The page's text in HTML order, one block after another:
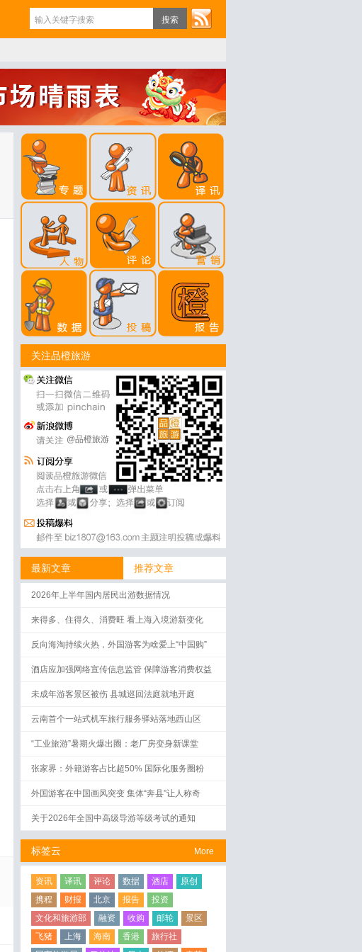
关注品橙旅游
@品橙旅游
最新文章 推荐文章
2026年上半年国内居民出游数据情况
来得多、住得久、消费旺 看上海入境游新变化
反向海淘持续火热，外国游客为啥爱上“中国购”
酒店应加强网络宣传信息监管 保障游客消费权益
未成年游客景区被伤 县城巡回法庭就地开庭
云南首个一站式机车旅行服务驿站落地西山区
“工业旅游”暑期火爆出圈：老厂房变身新课堂
张家界：外籍游客占比超50% 国际化服务圈粉
外国游客在中国画风突变 集体“奔县”让人称奇
关于2026年全国中高级导游等级考试的通知
More
标签云
资讯 译讯 评论 数据 酒店
原创
携程
财报 北京 报告
投资
文化和旅游部
融资 收购 邮轮
景区
飞猪
上海 海南 香港
旅行社